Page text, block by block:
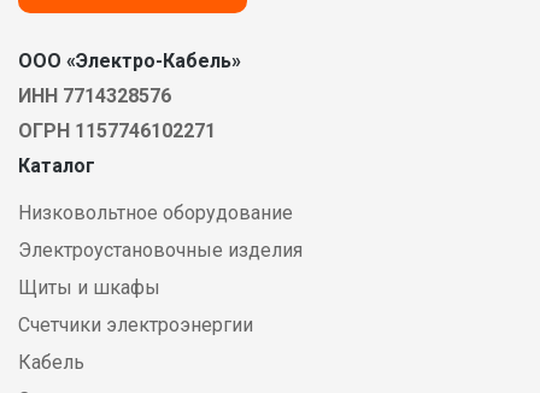
ООО «Электро-Кабель»
ИНН 7714328576
ОГРН 1157746102271
Каталог
Низковольтное оборудование
Электроустановочные изделия
Щиты и шкафы
Счетчики электроэнергии
Кабель